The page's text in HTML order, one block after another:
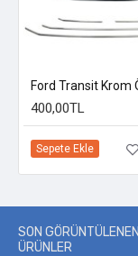
400,00TL
Sepete Ekle
SON GÖRÜNTÜLENEN
ÜRÜNLER